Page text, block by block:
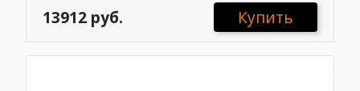
13912 руб. Купить